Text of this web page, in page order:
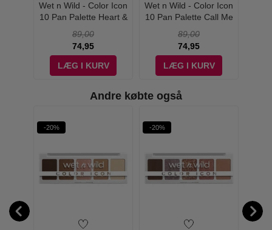
Wet n Wild - Color Icon
10 Pan Palette Heart &
89,00
74,95
LÆG I KURV
Wet n Wild - Color Icon
10 Pan Palette Call Me
89,00
74,95
LÆG I KURV
Andre købte også
-20% -20%